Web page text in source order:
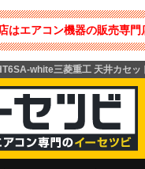
エアコン機器の販売専門
white三菱重工 天井カセ